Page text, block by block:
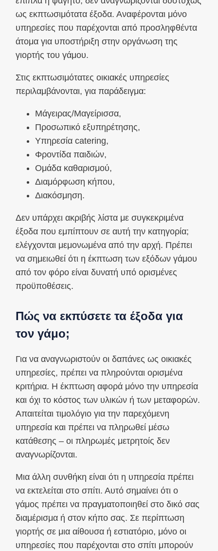
ως εκπτωσιμότατα έξοδα. Αναφέρονται μόνο
υπηρεσίες που παρέχονται από προσληφθέντα
άτομα για υποστήριξη στην οργάνωση της
γιορτής του γάμου.
Στις εκπτωσιμότατες οικιακές υπηρεσίες
περιλαμβάνονται, για παράδειγμα:
Μάγειρας/Μαγείρισσα,
Προσωπικό εξυπηρέτησης,
Υπηρεσία catering,
Φροντίδα παιδιών,
Ομάδα καθαρισμού,
Διαμόρφωση κήπου,
Διακόσμηση.
Δεν υπάρχει ακριβής λίστα με συγκεκριμένα
έξοδα που εμπίπτουν σε αυτή την κατηγορία;
ελέγχονται μεμονωμένα από την αρχή. Πρέπει
να σημειωθεί ότι η έκπτωση των εξόδων γάμου
από τον φόρο είναι δυνατή υπό ορισμένες
προϋποθέσεις.
Πώς να εκπύσετε τα έξοδα για
τον γάμο;
Για να αναγνωριστούν οι δαπάνες ως οικιακές
υπηρεσίες, πρέπει να πληρούνται ορισμένα
κριτήρια. Η έκπτωση αφορά μόνο την υπηρεσία
και όχι το κόστος των υλικών ή των μεταφορών.
Απαιτείται τιμολόγιο για την παρεχόμενη
υπηρεσία και πρέπει να πληρωθεί μέσω
κατάθεσης – οι πληρωμές μετρητοίς δεν
αναγνωρίζονται.
Μια άλλη συνθήκη είναι ότι η υπηρεσία πρέπει
να εκτελείται στο σπίτι. Αυτό σημαίνει ότι ο
γάμος πρέπει να πραγματοποιηθεί στο δικό σας
διαμέρισμα ή στον κήπο σας. Σε περίπτωση
γιορτής σε μια αίθουσα ή εστιατόριο, μόνο οι
υπηρεσίες που παρέχονται στο σπίτι μπορούν